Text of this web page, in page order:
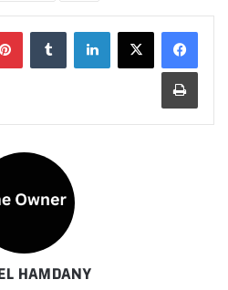
لينكدإن
طباعة
HAMDANY